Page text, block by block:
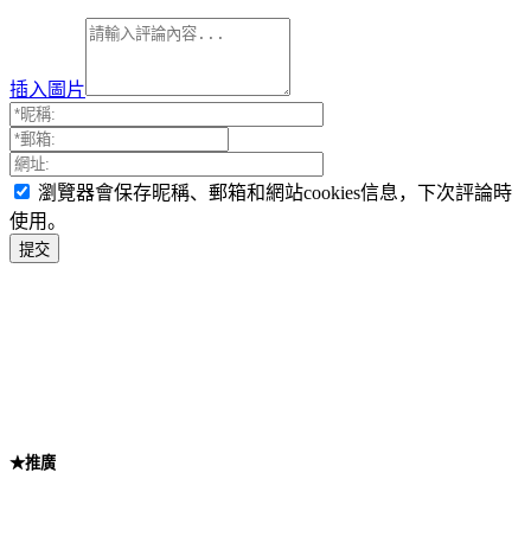
插入圖片
瀏覽器會保存昵稱、郵箱和網站cookies信息，下次評論時
使用。
★推廣